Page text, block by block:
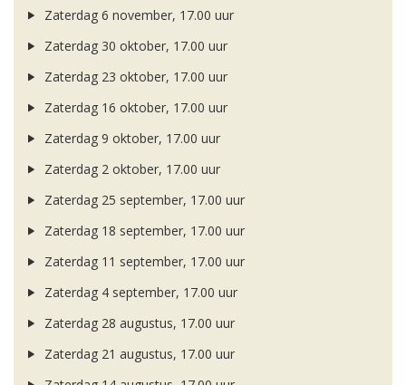
Zaterdag 6 november, 17.00 uur
Zaterdag 30 oktober, 17.00 uur
Zaterdag 23 oktober, 17.00 uur
Zaterdag 16 oktober, 17.00 uur
Zaterdag 9 oktober, 17.00 uur
Zaterdag 2 oktober, 17.00 uur
Zaterdag 25 september, 17.00 uur
Zaterdag 18 september, 17.00 uur
Zaterdag 11 september, 17.00 uur
Zaterdag 4 september, 17.00 uur
Zaterdag 28 augustus, 17.00 uur
Zaterdag 21 augustus, 17.00 uur